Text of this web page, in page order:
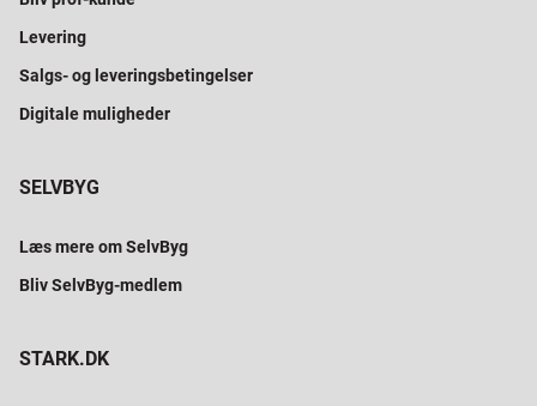
Levering
Salgs- og leveringsbetingelser
Digitale muligheder
SELVBYG
Læs mere om SelvByg
Bliv SelvByg-medlem
STARK.DK